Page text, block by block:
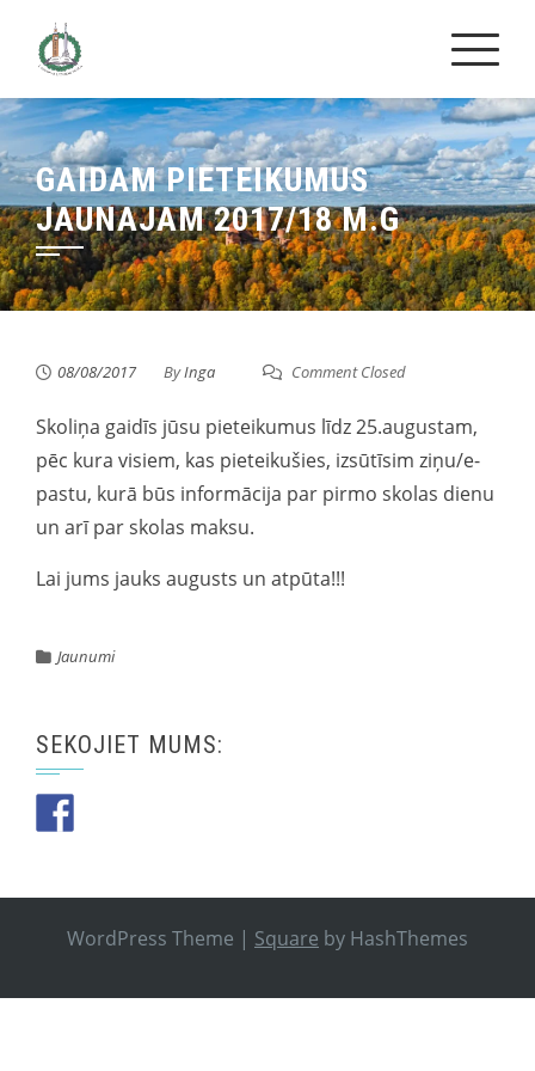
content
GAIDAM PIETEIKUMUS
JAUNAJAM 2017/18 M.G
08/08/2017 ByInga Comment Closed
Skoliņa gaidīs jūsu pieteikumus līdz 25.augustam,
pēc kura visiem, kas pieteikušies, izsūtīsim ziņu/e-
pastu, kurā būs informācija par pirmo skolas dienu
un arī par skolas maksu.
Lai jums jauks augusts un atpūta!!!
Jaunumi
SEKOJIET MUMS:
WordPress Theme | Square by HashThemes